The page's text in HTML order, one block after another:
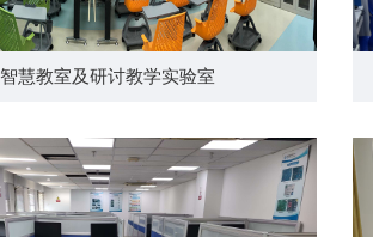
智慧教室及研讨教学实验室